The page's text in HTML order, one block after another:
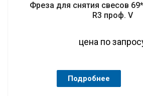
Фреза для снятия свесов
R3 проф. V
цена по
Подробнее